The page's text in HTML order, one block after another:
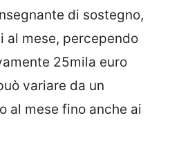
di sostegno,
al mese, percependo
25mila euro
variare da un
al mese fino anche ai